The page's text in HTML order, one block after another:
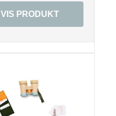
VIS PRODUKT